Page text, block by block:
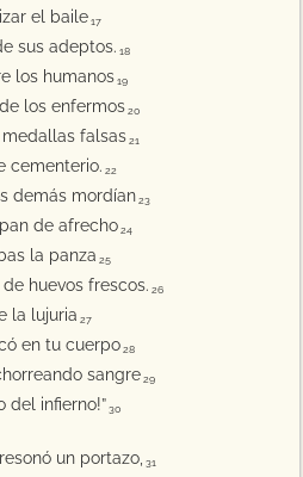
el baile 17
sus adeptos. 18
los humanos 19
los enfermos 20
falsas 21
cementerio. 22
demás mordían 23
de afrecho 24
la panza 25
huevos frescos. 26
la lujuria 27
en tu cuerpo 28
sangre 29
del infierno!” 30
un portazo, 31